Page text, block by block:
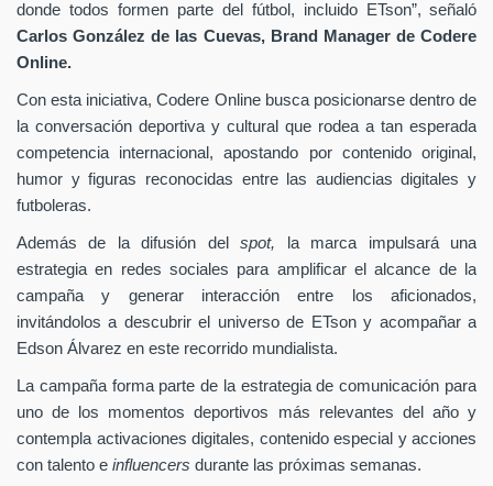
donde todos formen parte del fútbol, incluido ETson”, señaló
Carlos González de las Cuevas, Brand Manager de Codere
Online.
Con esta iniciativa, Codere Online busca posicionarse dentro de
la conversación deportiva y cultural que rodea a tan esperada
competencia internacional, apostando por contenido original,
humor y figuras reconocidas entre las audiencias digitales y
futboleras.
Además de la difusión delspot,
la marca impulsará una
estrategia en redes sociales para amplificar el alcance de la
campaña y generar interacción entre los aficionados,
invitándolos a descubrir el universo de ETson y acompañar a
Edson Álvarez en este recorrido mundialista.
La campaña forma parte de la estrategia de comunicación para
uno de los momentos deportivos más relevantes del año y
contempla activaciones digitales, contenido especial y acciones
con talento e influencers durante las próximas semanas.